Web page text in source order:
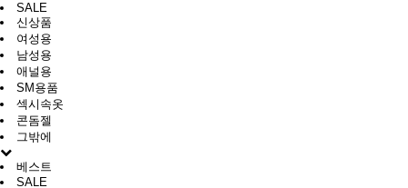
SALE
신상품
여성용
남성용
애널용
SM용품
섹시속옷
콘돔젤
그밖에
베스트
SALE